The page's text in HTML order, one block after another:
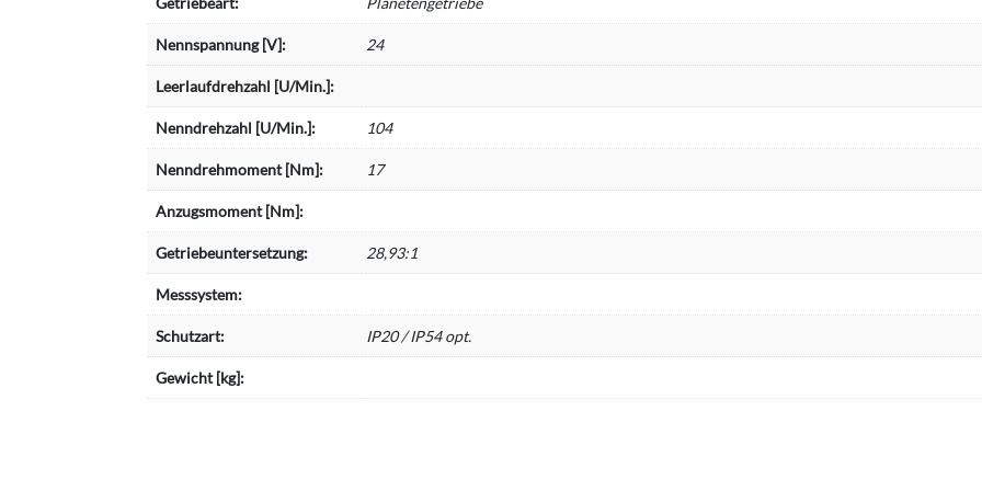
Nennspannung [V]: 24
Leerlaufdrehzahl [U/Min.]:
Nenndrehzahl [U/Min.]: 104
Nenndrehmoment [Nm]: 17
Anzugsmoment [Nm]:
Getriebeuntersetzung: 28,93:1
Messsystem:
Schutzart: IP20 / IP54 opt.
Gewicht [kg]: